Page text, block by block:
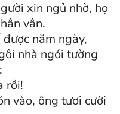
xin ngủ nhờ, họ
vân.
năm ngày,
nhà ngói tường
rồi!
vào, ông tươi cười